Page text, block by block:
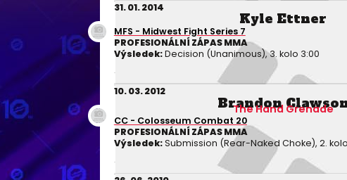
31. 01. 2014
Kyle Ettner
MFS - Midwest Fight Series 7
PROFESIONÁLNÍ ZÁPAS MMA
Výsledek:Decision (Unanimous), 3. kolo 3:00
10. 03. 2012
Brandon
The Hand Grenade
CC - Colosseum Combat 20
PROFESIONÁLNÍ ZÁPAS MMA
Výsledek:Submission (Rear-Naked Choke), 2. kolo